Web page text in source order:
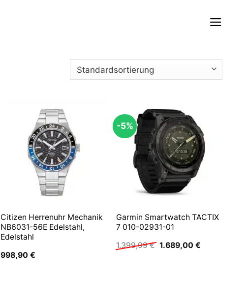
Citizen Herrenuhr Mechanik
NB6031-56E Edelstahl,
Edelstahl
998,90 €
-5%
Garmin Smartwatch TACTIX
7 010-02931-01
1.399,99€ Ursprünglicher
1.689,00 €Aktueller